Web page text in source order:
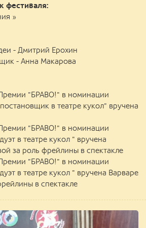
фестиваля:
»
- Дмитрий Ерохин
- Анна Макарова
"БРАВО!" в номинации
в театре кукол" вручена
"БРАВО!" в номинации
в театре кукол " вручена
за роль фрейлины в спектакле
"БРАВО!" в номинации
в театре кукол " вручена Варваре
в спектакле